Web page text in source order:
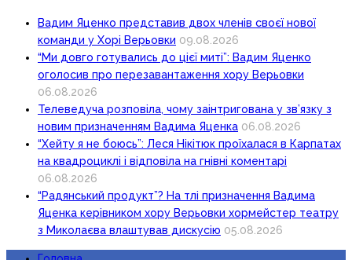
Вадим Яценко представив двох членів своєї нової
команди у Хорі Верьовки 09.08.2026
“Ми довго готувались до цієї миті”: Вадим Яценко
оголосив про перезавантаження хору Верьовки
06.08.2026
Телеведуча розповіла, чому заінтригована у зв’язку з
новим призначенням Вадима Яценка 06.08.2026
“Хейту я не боюсь”: Леся Нікітюк проїхалася в Карпатах
на квадроциклі і відповіла на гнівні коментарі
06.08.2026
“Радянський продукт”? На тлі призначення Вадима
Яценка керівником хору Верьовки хормейстер театру
з Миколаєва влаштував дискусію 05.08.2026